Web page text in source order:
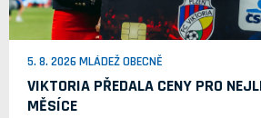
5. 8. 2026 MLÁDEŽ OBECNĚ
VIKTORIA PŘEDALA CENY PRO
MĚSÍCE